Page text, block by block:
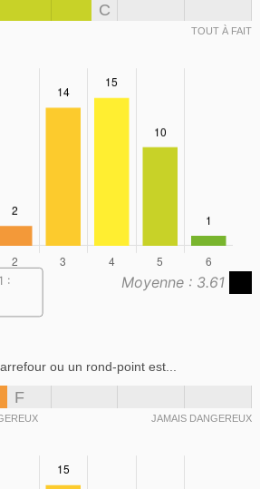
C
TOUT À FAIT
Moyenne : 3.61
:
ou un rond-point est...
F
JAMAIS DANGEREUX